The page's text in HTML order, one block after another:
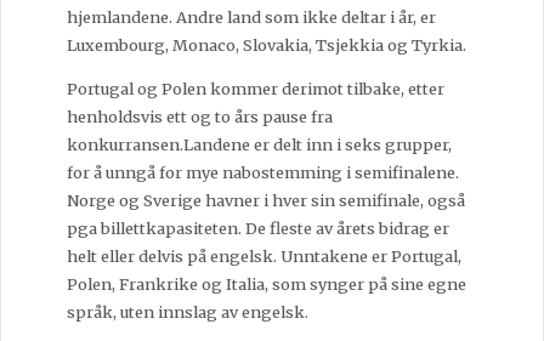
hjemlandene. Andre land som ikke deltar i år, er
Luxembourg, Monaco, Slovakia, Tsjekkia og Tyrkia.
Portugal og Polen kommer derimot tilbake, etter
henholdsvis ett og to års pause fra
konkurransen.Landene er delt inn i seks grupper,
for å unngå for mye nabostemming i semifinalene.
Norge og Sverige havner i hver sin semifinale, også
pga billettkapasiteten. De fleste av årets bidrag er
helt eller delvis på engelsk. Unntakene er Portugal,
Polen, Frankrike og Italia, som synger på sine egne
språk, uten innslag av engelsk.